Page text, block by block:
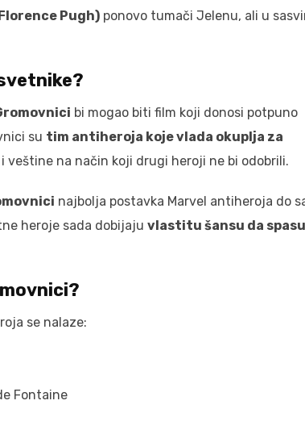
Pugh) ponovo tumači Jelenu, ali u
bi mogao biti film koji donosi potpuno
su tim antiheroja koje vlada okuplja za
veštine na način koji drugi heroji ne bi odobrili.
najbolja postavka Marvel antiheroja do
heroje sada dobijaju vlastitu šansu da spasu
se nalaze:
Fontaine